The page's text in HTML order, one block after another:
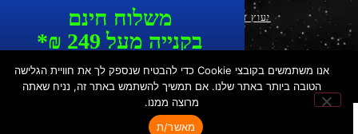
יעוץ עסקי ושיווק דיגיטלי|עיצוב ופיתוח
© כ
​ל הזכויות שמורות לפלאקאר | הכישור 49, חולון | טל': 073-
7287550 | נייד: 052-3376032
אנו משתמשים בקובצי Cookie כדי להבטיח שנספק לך את חוויית הגלישה
הטובה ביותר באתר שלנו. אם תמשיך להשתמש באתר זה, נניח שאתה
מרוצה ממנו.
מאשר/ת
משלוח חינם
בקנייה מעל 249 ₪*
כל המוצרים ניתנים לאיסוף עצמי